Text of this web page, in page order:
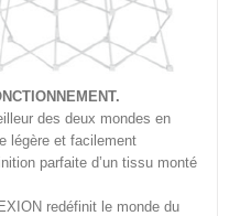
des deux mondes en
légère et facilement
parfaite d’un tissu monté
redéfinit le monde du